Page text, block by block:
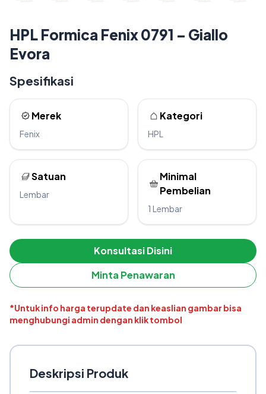
HPL Formica Fenix 0791 – Giallo
Evora
Spesifikasi
Merek
Fenix
Kategori
HPL
Satuan
Lembar
Minimal
Pembelian
1 Lembar
Konsultasi Disini
Minta Penawaran
*Untuk info harga terupdate dan keaslian gambar bisa
menghubungi admin dengan klik tombol
Deskripsi Produk